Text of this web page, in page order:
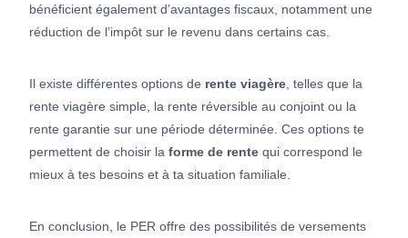
bénéficient également d’avantages fiscaux, notamment une
réduction de l’impôt sur le revenu dans certains cas.
Il existe différentes options de rente viagère , telles que la
rente viagère simple, la rente réversible au conjoint ou la
rente garantie sur une période déterminée. Ces options te
permettent de choisir la forme de rente qui correspond le
mieux à tes besoins et à ta situation familiale.
En conclusion, le PER offre des possibilités de versements